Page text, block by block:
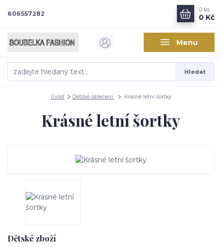
Menu
Hledat
606557282
0 ks
0 Kč
Úvod Dětské oblečení Krásné letní šortky
Krásné letní šortky
Dětské zboží